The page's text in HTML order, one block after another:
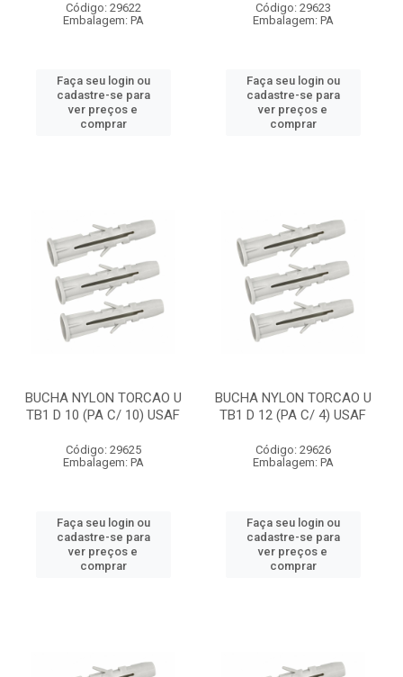
Código: 29622
Embalagem: PA
Faça seu login ou
cadastre-se para
ver preços e
comprar
Código: 29623
Embalagem: PA
Faça seu login ou
cadastre-se para
ver preços e
comprar
BUCHA NYLON TORCAO U
TB1 D 10 (PA C/ 10) USAF
Código: 29625
Embalagem: PA
Faça seu login ou
cadastre-se para
ver preços e
comprar
BUCHA NYLON TORCAO U
TB1 D 12 (PA C/ 4) USAF
Código: 29626
Embalagem: PA
Faça seu login ou
cadastre-se para
ver preços e
comprar